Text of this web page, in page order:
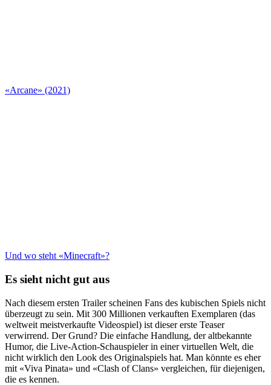
«Arcane» (2021)
Und wo steht «Minecraft»?
Es sieht nicht gut aus
Nach diesem ersten Trailer scheinen Fans des kubischen Spiels nicht
überzeugt zu sein. Mit 300 Millionen verkauften Exemplaren (das
weltweit meistverkaufte Videospiel) ist dieser erste Teaser
verwirrend. Der Grund? Die einfache Handlung, der altbekannte
Humor, die Live-Action-Schauspieler in einer virtuellen Welt, die
nicht wirklich den Look des Originalspiels hat. Man könnte es eher
mit «Viva Pinata» und «Clash of Clans» vergleichen, für diejenigen,
die es kennen.